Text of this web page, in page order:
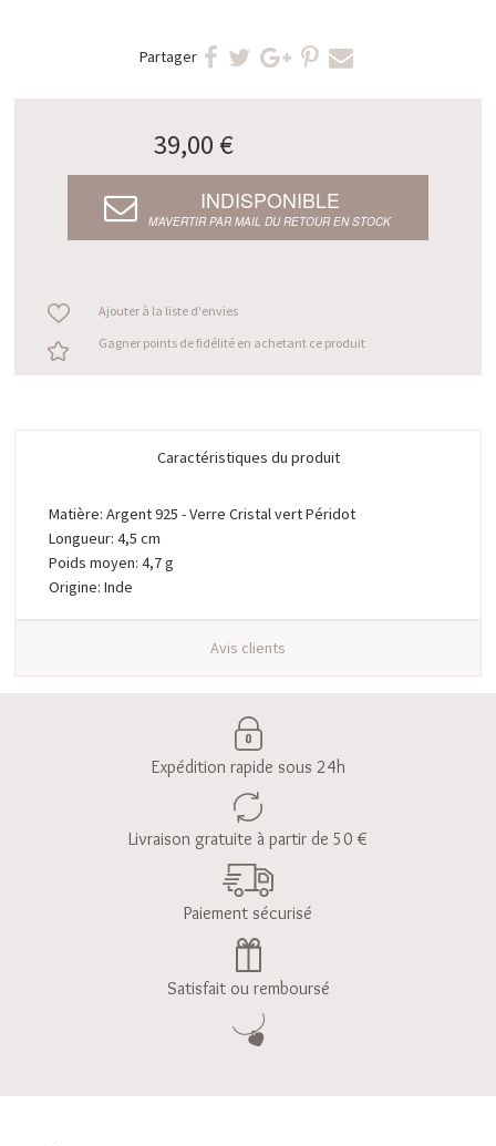
Partager
39,00 €
INDISPONIBLE
M’AVERTIR PAR MAIL DU RETOUR EN STOCK
Ajouter à la liste d'envies
Gagner points de fidélité en achetant ce produit
Caractéristiques du produit
Matière: Argent 925 - Verre Cristal vert Péridot
Longueur: 4,5 cm
Poids moyen: 4,7 g
Origine: Inde
Avis clients
Expédition rapide sous 24h
Livraison gratuite à partir de 50 €
Paiement sécurisé
Satisfait ou remboursé